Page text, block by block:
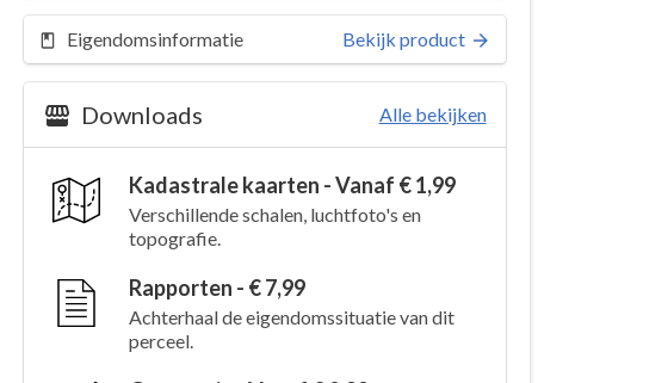
Eigendomsinformatie Bekijk product
Downloads Alle bekijken
Kadastrale kaarten - Vanaf € 1,99
Verschillende schalen, luchtfoto's en
topografie.
Rapporten - € 7,99
Achterhaal de eigendomssituatie van dit
perceel.